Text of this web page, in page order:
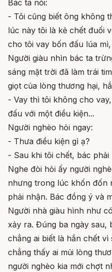
Bác ta nói:
- Tôi cũng biết ông không
lúc này tôi là kẻ chết đuối
cho tôi vay bốn đấu lúa
Người giàu nhìn bác ta
sáng mặt trời đã làm trái
giọt của lòng thương hại,
- Vay thì tôi không cho
đấu với một điều kiện...
Người nghèo hỏi ngay:
- Thưa điều kiện gì ạ?
- Sau khi tôi chết, bác
Nghe đòi hỏi ấy người
nhưng trong lúc khốn đốn
phải nhận. Bác đồng ý và
Người nhà giàu hình như
xảy ra. Đúng ba ngày sau,
chẳng ai biết là hắn chết
chẳng thấy ai mủi lòng
người nghèo kia mới chợt